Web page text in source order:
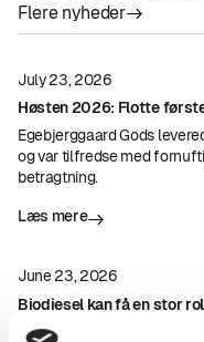
Flere nyheder
July 23, 2026
Høsten 2026: Flotte
Egebjerggaard Gods
og var tilfredse med
betragtning.
Læs mere
June 23, 2026
Biodiesel kan få en stor
Biodiesel er et pålideligt